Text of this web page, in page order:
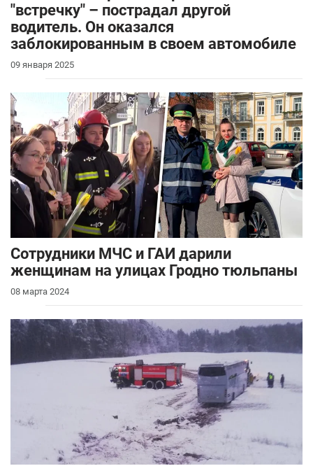
"встречку" – пострадал другой
водитель. Он оказался
заблокированным в своем автомобиле
09 января 2025
Сотрудники МЧС и ГАИ дарили
женщинам на улицах Гродно тюльпаны
08 марта 2024